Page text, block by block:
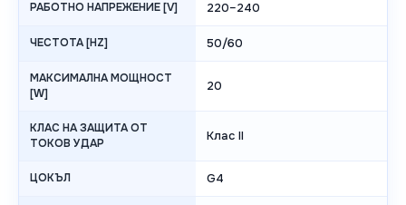
РАБОТНО НАПРЕЖЕНИЕ [V] 220–240
ЧЕСТОТА [HZ] 50/60
МАКСИМАЛНА МОЩНОСТ
[W]
20
КЛАС НА ЗАЩИТА ОТ
ТОКОВ УДАР
Клас II
ЦОКЪЛ G4